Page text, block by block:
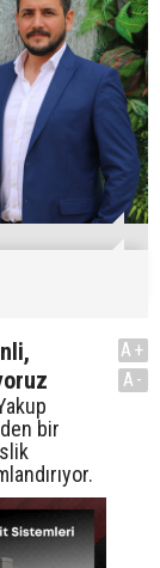
bir
A+
A-